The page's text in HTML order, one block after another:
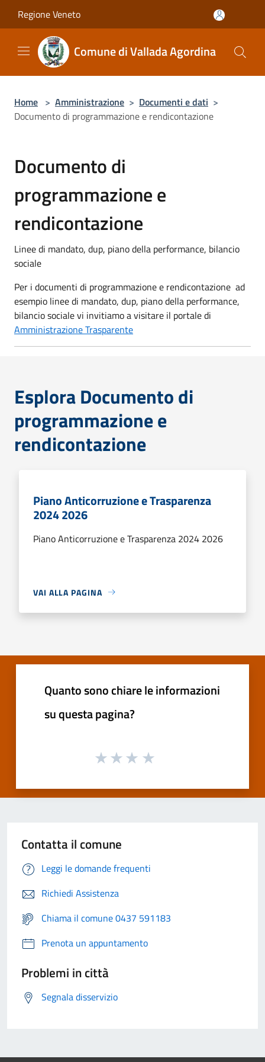
Regione Veneto
Comune di Vallada Agordina
Home > Amministrazione > Documenti e dati >
Documento di programmazione e rendicontazione
Documento di
programmazione e
rendicontazione
Linee di mandato, dup, piano della performance, bilancio
sociale
Per i documenti di programmazione e rendicontazione ad
esempio linee di mandato, dup, piano della performance,
bilancio sociale vi invitiamo a visitare il portale di
Amministrazione Trasparente
Esplora Documento di
programmazione e
rendicontazione
Piano Anticorruzione e Trasparenza
2024 2026
Piano Anticorruzione e Trasparenza 2024 2026
VAI ALLA PAGINA
Quanto sono chiare le informazioni
su questa pagina?
Contatta il comune
Leggi le domande frequenti
Richiedi Assistenza
Chiama il comune 0437 591183
Prenota un appuntamento
Problemi in città
Segnala disservizio